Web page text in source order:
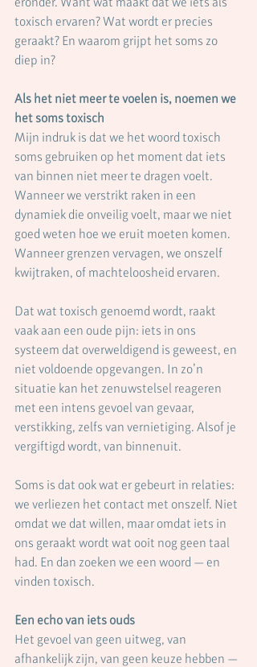
toxisch ervaren? Wat wordt er precies
geraakt? En waarom grijpt het soms zo
diep in?
Als het niet meer te voelen is, noemen we
het soms toxisch
Mijn indruk is dat we het woord toxisch
soms gebruiken op het moment dat iets
van binnen niet meer te dragen voelt.
Wanneer we verstrikt raken in een
dynamiek die onveilig voelt, maar we niet
goed weten hoe we eruit moeten komen.
Wanneer grenzen vervagen, we onszelf
kwijtraken, of machteloosheid ervaren.
Dat wat toxisch genoemd wordt, raakt
vaak aan een oude pijn: iets in ons
systeem dat overweldigend is geweest, en
niet voldoende opgevangen. In zo’n
situatie kan het zenuwstelsel reageren
met een intens gevoel van gevaar,
verstikking, zelfs van vernietiging. Alsof je
vergiftigd wordt, van binnenuit.
Soms is dat ook wat er gebeurt in relaties:
we verliezen het contact met onszelf. Niet
omdat we dat willen, maar omdat iets in
ons geraakt wordt wat ooit nog geen taal
had. En dan zoeken we een woord — en
vinden toxisch.
Een echo van iets ouds
Het gevoel van geen uitweg, van
afhankelijk zijn, van geen keuze hebben —